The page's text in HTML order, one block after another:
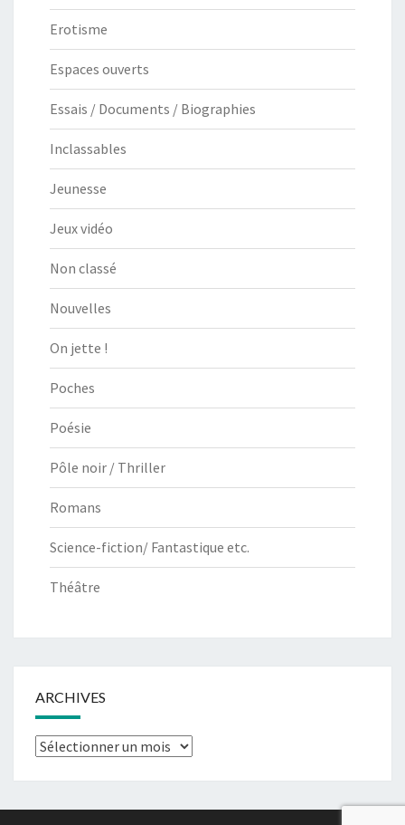
Erotisme
Espaces ouverts
Essais / Documents / Biographies
Inclassables
Jeunesse
Jeux vidéo
Non classé
Nouvelles
On jette !
Poches
Poésie
Pôle noir / Thriller
Romans
Science-fiction/ Fantastique etc.
Théâtre
ARCHIVES
Archives